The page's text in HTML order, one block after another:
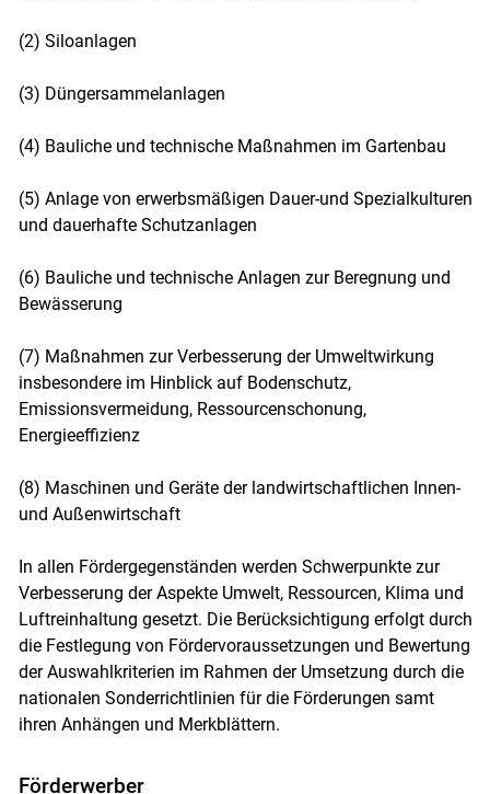
(2) Siloanlagen
(3) Düngersammelanlagen
(4) Bauliche und technische Maßnahmen im Gartenbau
(5) Anlage von erwerbsmäßigen Dauer-und Spezialkulturen
und dauerhafte Schutzanlagen
(6) Bauliche und technische Anlagen zur Beregnung und
Bewässerung
(7) Maßnahmen zur Verbesserung der Umweltwirkung
insbesondere im Hinblick auf Bodenschutz,
Emissionsvermeidung, Ressourcenschonung,
Energieeffizienz
(8) Maschinen und Geräte der landwirtschaftlichen Innen-
und Außenwirtschaft
In allen Fördergegenständen werden Schwerpunkte zur
Verbesserung der Aspekte Umwelt, Ressourcen, Klima und
Luftreinhaltung gesetzt. Die Berücksichtigung erfolgt durch
die Festlegung von Fördervoraussetzungen und Bewertung
der Auswahlkriterien im Rahmen der Umsetzung durch die
nationalen Sonderrichtlinien für die Förderungen samt
ihren Anhängen und Merkblättern.
Förderwerber